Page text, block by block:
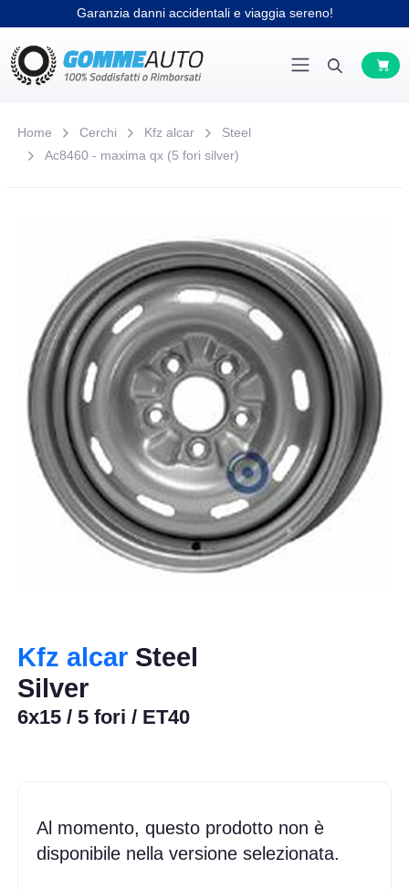
Garanzia danni accidentali e viaggia sereno!
Home Cerchi Kfz alcar
Steel
Ac8460 - maxima qx (5 fori silver)
Kfz alcar Steel
Silver
6x15 / 5 fori / ET40
Al momento, questo prodotto non è
disponibile nella versione selezionata.